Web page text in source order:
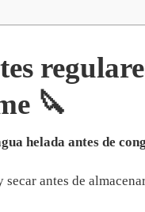
🔪
helada antes de
antes de